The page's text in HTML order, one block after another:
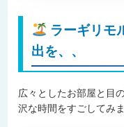
ラーギリモ
出を、、
広々としたお部屋と目
沢な時間をすごしてみ